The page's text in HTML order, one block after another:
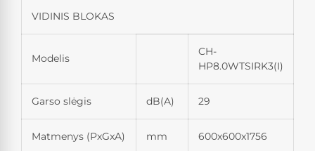
VIDINIS BLOKAS
Modelis
CH-
HP8.0WTSIRK3(I)
Garso slėgis dB(A) 29
Matmenys (PxGxA) mm 600x600x1756